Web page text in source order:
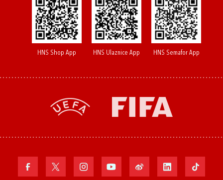
HNS Shop App HNS Ulaznice App HNS Semafor App